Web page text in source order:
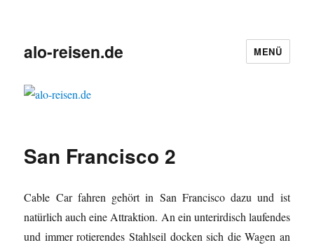
alo-reisen.de MENÜ
San Francisco 2
Cable Car fahren gehört in San Francisco dazu und ist
natürlich auch eine Attraktion. An ein unterirdisch laufendes
und immer rotierendes Stahlseil docken sich die Wagen an